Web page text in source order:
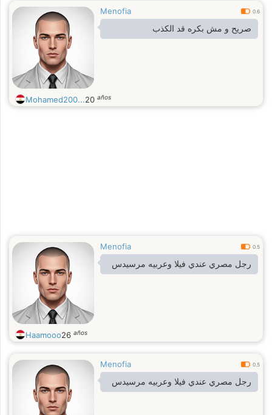
Menofia 0.6
صريح و مش بكره قد الكذب
Mohamed200...20 años
Menofia 0.5
رجل مصري عندي فيلا وعربيه مرسيدس
Haamooo26 años
Menofia 0.5
رجل مصري عندي فيلا وعربيه مرسيدس